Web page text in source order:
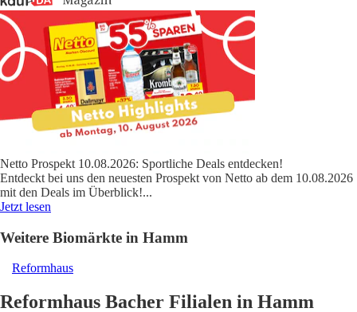
Netto Prospekt 10.08.2026: Sportliche Deals entdecken!
Entdeckt bei uns den neuesten Prospekt von Netto ab dem 10.08.2026
mit den Deals im Überblick!...
Jetzt lesen
Weitere Biomärkte in Hamm
Reformhaus
Reformhaus Bacher Filialen in Hamm